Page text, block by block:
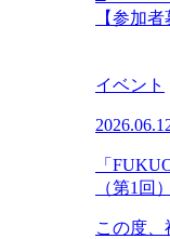
【参加
イベント
「
（第1回
この度